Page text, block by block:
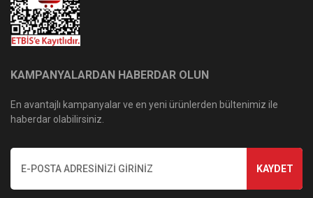
KAMPANYALARDAN HABERDAR OLUN
En avantajlı kampanyalar ve en yeni ürünlerden bültenimiz ile
haberdar olabilirsiniz.
KAYDET